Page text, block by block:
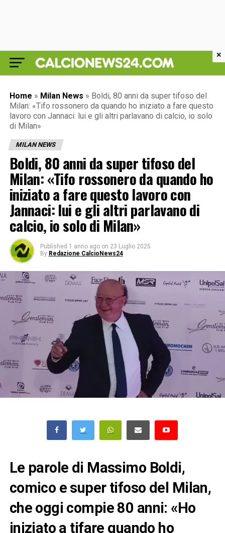
Home » Milan News » Boldi, 80 anni da super tifoso del
Milan: «Tifo rossonero da quando ho iniziato a fare questo
lavoro con Jannaci: lui e gli altri parlavano di calcio, io solo
di Milan»
MILAN NEWS
Boldi, 80 anni da super tifoso del
Milan: «Tifo rossonero da quando ho
iniziato a fare questo lavoro con
Jannaci: lui e gli altri parlavano di
calcio, io solo di Milan»
Published 1 anno ago on 23 Luglio 2025
By Redazione CalcioNews24
Le parole di Massimo Boldi,
comico e super tifoso del Milan,
che oggi compie 80 anni: «Ho
iniziato a tifare quando ho
×